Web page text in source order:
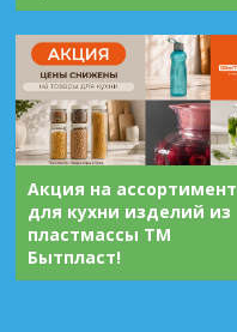
Акция на ассортимент
для кухни изделий из
пластмассы ТМ
Бытпласт!